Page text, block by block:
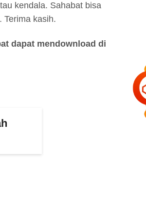
kendala. Sahabat bisa
Terima kasih.
dapat mendownload di